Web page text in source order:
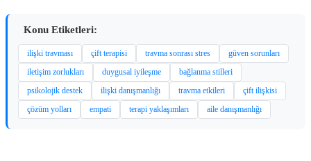
Konu Etiketleri:
ilişki travması çift terapisi travma sonrası stres
güven sorunları
iletişim zorlukları
duygusal iyileşme
bağlanma stilleri
psikolojik destek
ilişki danışmanlığı travma etkileri
çift ilişkisi
çözüm yolları
empati terapi yaklaşımları aile danışmanlığı